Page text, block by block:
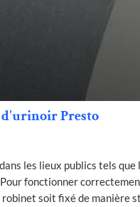
Presto
les lieux publics tels
fonctionner
soit fixé de manière